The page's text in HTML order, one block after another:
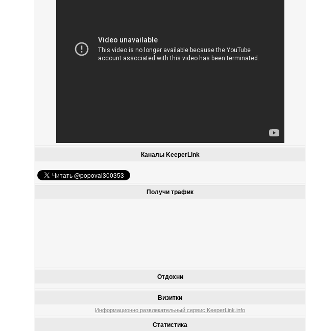
Каналы KeeperLink
Получи трафик
Отдохни
Визитки
Информационно развлекательный сервис KeeperLink.info
Статистика